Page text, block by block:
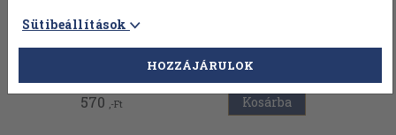
Vissza az előző oldalra
570 ,-Ft Kosárba
Sütibeállítások
HOZZÁJÁRULOK